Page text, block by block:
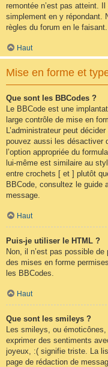
remontée n’est pas atteint.
simplement en y répondant.
règles du forum en le faisant.
Haut
Mise en forme et
Que sont les BBCodes ?
Le BBCode est une
large contrôle de mise en
L’administrateur peut
pouvez aussi les désactiver
l’option appropriée du
lui-même est similaire au
entre crochets [ et ] plutôt
BBCode, consultez le guide
message.
Haut
Puis-je utiliser le HTML ?
Non, il n’est pas possible
des mises en forme
les BBCodes.
Haut
Que sont les smileys ?
Les smileys, ou
exprimer des sentiments
joyeux, :( signifie triste. La
page de rédaction de